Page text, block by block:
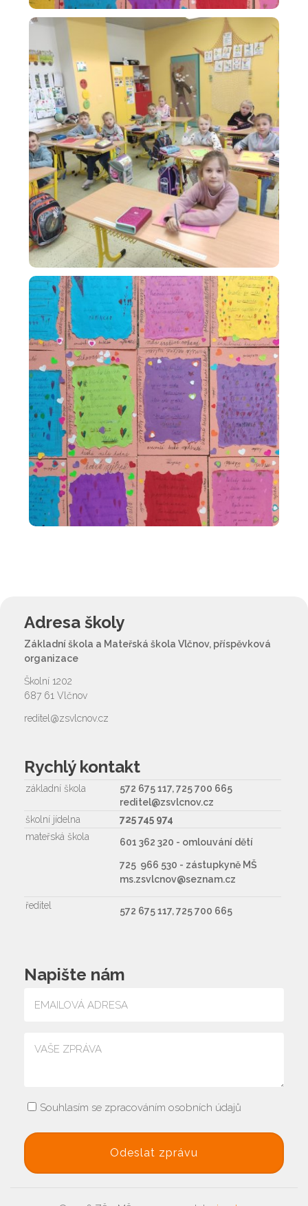
Adresa školy
Základní škola a Mateřská škola Vlčnov, příspěvková
organizace
Školní 1202
687 61 Vlčnov
reditel@zsvlcnov.cz
Rychlý kontakt
základní škola
572 675 117, 725 700 665
reditel@zsvlcnov.cz
školní jídelna
725 745 974
mateřská škola
601 362 320 - omlouvání dětí
725 966 530 - zástupkyně MŠ
ms.zsvlcnov@seznam.cz
ředitel 572 675 117, 725 700 665
Napište nám
Souhlasím se zpracováním osobních údajů